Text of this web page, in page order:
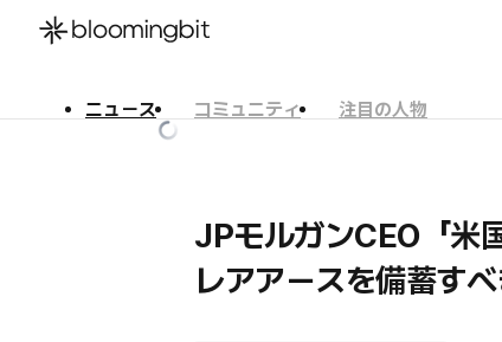
ニュース コミュニティ
注目の人物
JPモルガンCEO「米
レアアースを備蓄すべ